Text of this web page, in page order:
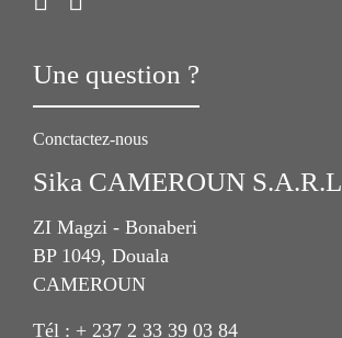
Une question ?
Conctactez-nous
Sika CAMEROUN S.A.R.L
ZI Magzi - Bonaberi
BP 1049, Douala
CAMEROUN
Tél : + 237 2 33 39 03 84